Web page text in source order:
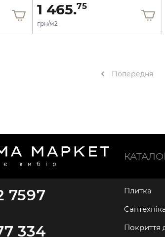
1 465.75
грн/м2
Попередня
7597
334
Плитка
Покриття